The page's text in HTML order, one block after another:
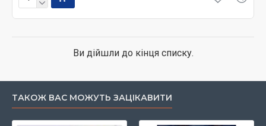
Ви дійшли до кінця списку.
ТАКОЖ ВАС МОЖУТЬ ЗАЦІКАВИТИ